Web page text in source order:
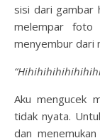
sisi dari gambar
melempar
menyembur dari
Aku mengucek
tidak nyata.
dan